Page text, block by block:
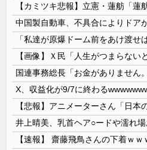
中国製自動車、不具合によりドア
X、収益化が9/7に終わる